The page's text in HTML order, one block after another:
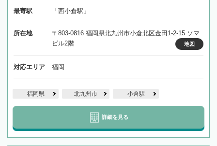
最寄駅 「西小倉駅」
所在地
〒803-0816 福岡県北九州市小倉北区金田1-2-15 ソマ
ビル2階
地図
対応エリア 福岡
福岡県 北九州市 小倉駅
詳細を見る